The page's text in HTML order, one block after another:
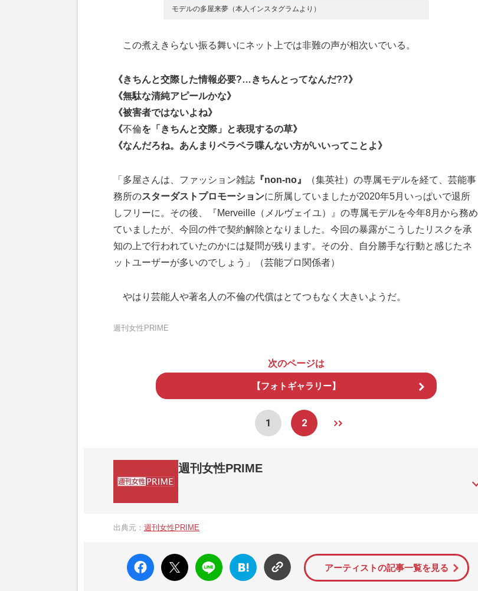
モデルの多屋来夢（本人インスタグラムより）
この煮えきらない振る舞いにネット上では非難の声が相次いでいる。
《きちんと交際した情報必要?…きちんとってなんだ??》
《無駄な清純アピールかな》
《被害者ではないよね》
《不倫を「きちんと交際」と表現するの草》
《なんだろね。あんまりペラペラ喋んない方がいいってことよ》
「多屋さんは、ファッション雑誌 『non-no』
（集英社）の専属モデルを経て、芸能事
務所のスターダストプロモーションに所属していましたが2020年5月いっぱいで退所
しフリーに。その後、『Merveille（メルヴェイユ）』の専属モデルを今年8月から務め
ていましたが、今回の件で契約解除となりました。今回の暴露がこうしたリスクを承
知の上で行われていたのかには疑問が残ります。その分、自分勝手な行動と感じたネ
ットユーザーが多いのでしょう」（芸能プロ関係者）
やはり芸能人や著名人の不倫の代償はとてつもなく大きいようだ。
週刊女性PRIME
次のページは
【フォトギャラリー】
1 2
週刊女性PRIME
か、女性週刊誌『週刊女性』の誌面に掲載された記事から、インターネット利用者層にとって特に関心の
出典元： 週刊女性PRIME
faceboo
k いい
ね
X ポス
ト
LINE
はてな
ブック
マーク
アーティストの記事一覧を見る